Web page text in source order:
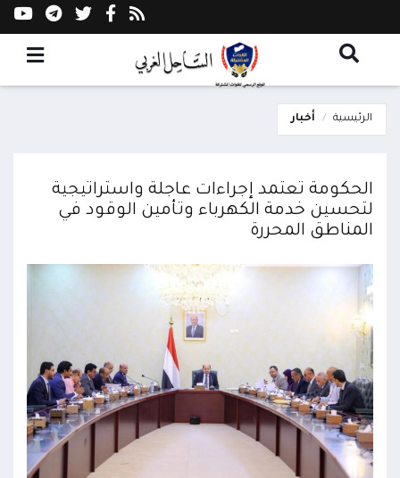
الرئيسية أخبار
الحكومة تعتمد إجراءات عاجلة واستراتيجية
لتحسين خدمة الكهرباء وتأمين الوقود في
المناطق المحررة